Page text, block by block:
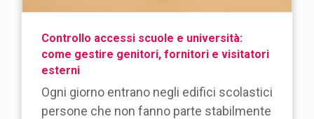
Controllo accessi scuole e università:
come gestire genitori, fornitori e visitatori
esterni
Ogni giorno entrano negli edifici scolastici
persone che non fanno parte stabilmente